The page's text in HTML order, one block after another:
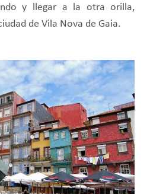
y llegar a la otra orilla,
de Vila Nova de Gaia.